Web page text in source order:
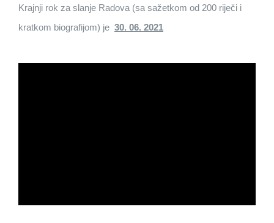
Krajnji rok za slanje Radova (sa sažetkom od 200 riječi i
kratkom biografijom) je 30. 06. 2021